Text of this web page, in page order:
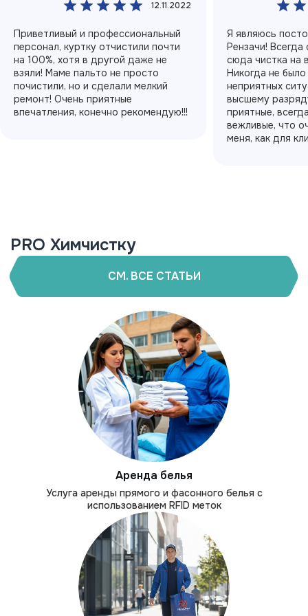
12.11.2022
Приветливый и профессиональный
персонал, куртку отчистили почти
на 100%, хотя в другой даже не
взяли! Маме пальто не просто
почистили, но и сделали мелкий
ремонт! Очень приятные
впечатления, конечно рекомендую!!!
Я являюсь
Рензачи!
сюда чистка на
Никогда не
неприятных
высшему
приятные,
вежливые, что
меня, как для
PRO Химчистку
СМ. ВСЕ СТАТЬИ
Аренда белья
Услуга аренды прямого и фасонного белья с
использованием RFID меток